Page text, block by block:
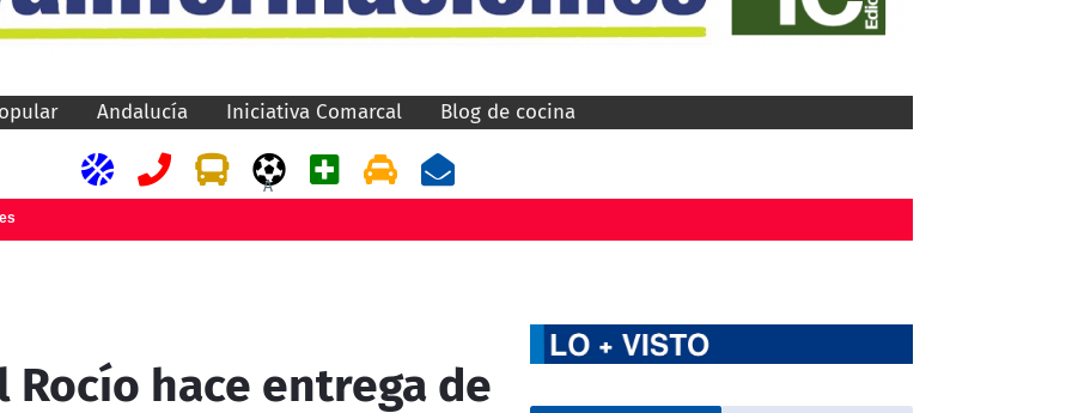
Andalucía Iniciativa Comarcal Blog de cocina
A
Rocío hace entrega de